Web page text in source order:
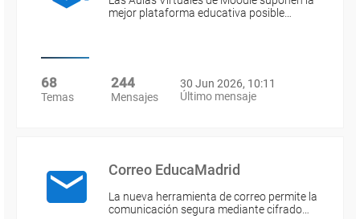
mejor plataforma educativa posible…
68
Temas
244
Mensajes
30 Jun 2026, 10:11
Último mensaje
Correo EducaMadrid
La nueva herramienta de correo permite la
comunicación segura mediante cifrado…